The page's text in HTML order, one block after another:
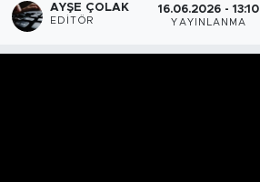
AYŞE ÇOLAK
EDITÖR
16.06.2026 - 13:10
YAYINLANMA
Son Dakika Haberleri